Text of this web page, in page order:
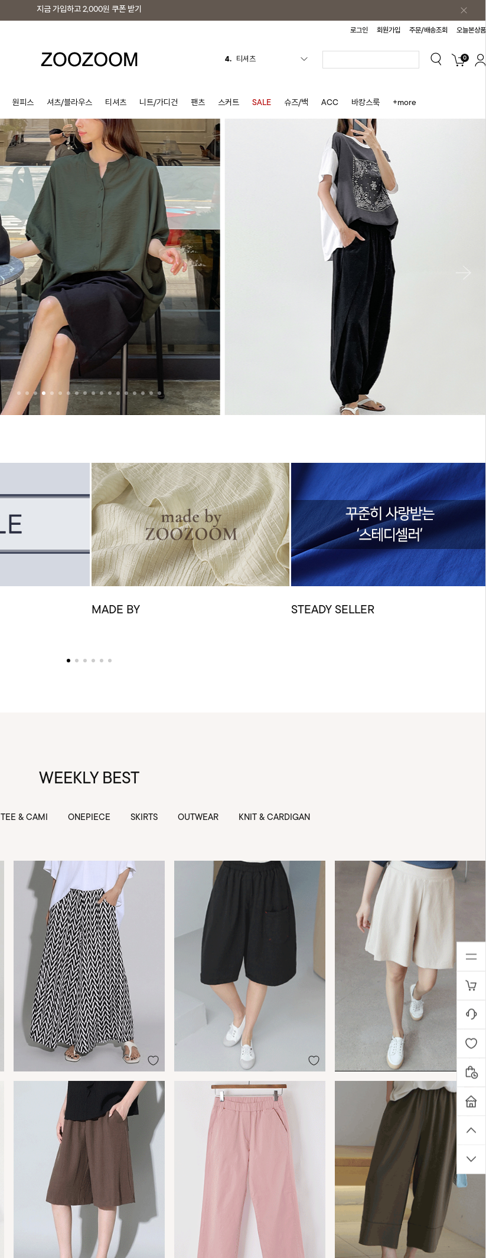
지금 가입하고 2,000원 쿠폰 받기
로그인 회원가입 주문/배송조회 오늘본상품
5. 플리츠
7.
0
원피스 셔츠/블라우스 티셔츠 니트/가디건 팬츠 스커트 SALE 슈즈/백 ACC 바캉스룩 +more
MADE BY STEADY SELLER
WEEKLY BEST
TEE & CAMI ONEPIECE SKIRTS OUTWEAR KNIT & CARDIGAN